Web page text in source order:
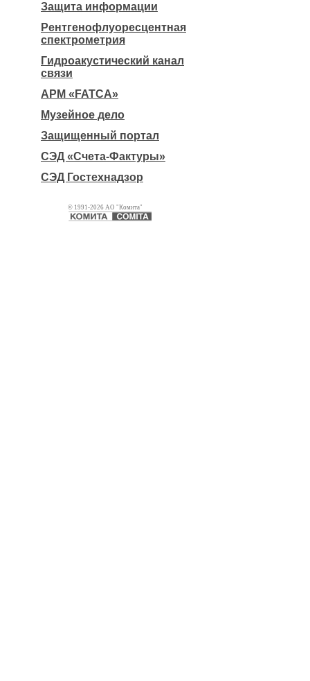
Защита информации
Рентгенофлуоресцентная
спектрометрия
Гидроакустический канал
связи
АРМ «FATCA»
Музейное дело
Защищенный портал
СЭД «Счета-Фактуры»
СЭД Гостехнадзор
© 1991-2026 АО "Комита"